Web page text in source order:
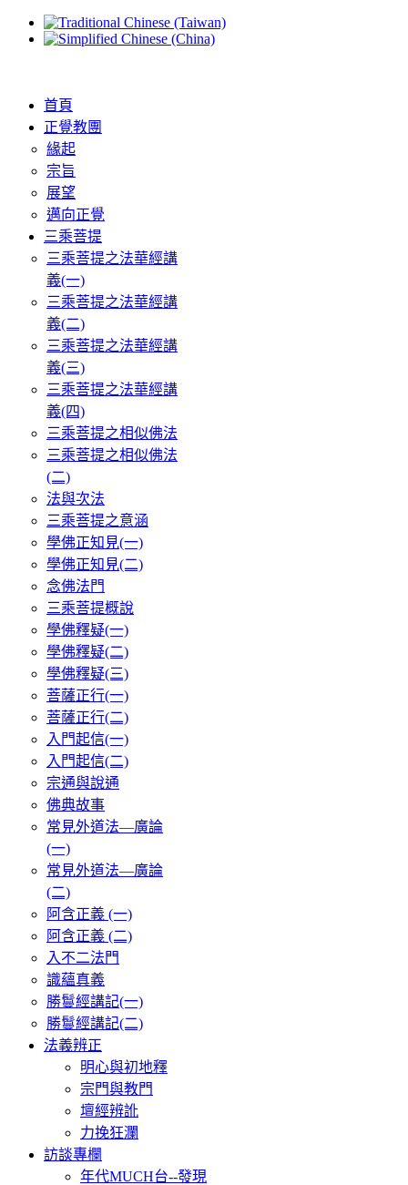
首頁
正覺教團
緣起
宗旨
展望
邁向正覺
三乘菩提
三乘菩提之法華經講
義(一)
三乘菩提之法華經講
義(二)
三乘菩提之法華經講
義(三)
三乘菩提之法華經講
義(四)
三乘菩提之相似佛法
三乘菩提之相似佛法
(二)
法與次法
三乘菩提之意涵
學佛正知見(一)
學佛正知見(二)
念佛法門
三乘菩提概說
學佛釋疑(一)
學佛釋疑(二)
學佛釋疑(三)
菩薩正行(一)
菩薩正行(二)
入門起信(一)
入門起信(二)
宗通與說通
佛典故事
常見外道法—廣論
(一)
常見外道法—廣論
(二)
阿含正義 (一)
阿含正義 (二)
入不二法門
識蘊真義
勝鬘經講記(一)
勝鬘經講記(二)
法義辨正
明心與初地釋
宗門與教門
壇經辨訛
力挽狂瀾
訪談專欄
年代MUCH台--發現